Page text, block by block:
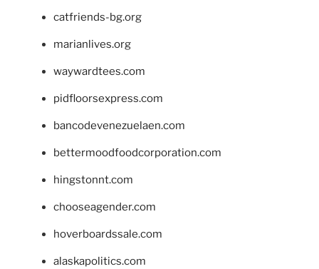
catfriends-bg.org
marianlives.org
waywardtees.com
pidfloorsexpress.com
bancodevenezuelaen.com
bettermoodfoodcorporation.com
hingstonnt.com
chooseagender.com
hoverboardssale.com
alaskapolitics.com